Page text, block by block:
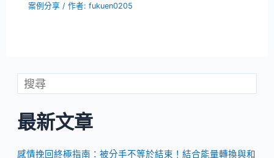
案例分享 / 作者:fukuen0205
最新文章
感情挽回終極指南：被分手不等於結束！結合能量轉換與和